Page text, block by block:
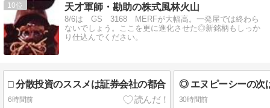
10 天才軍師・勘助の株式風林火山
8/6は GS 3168 MERFが大幅高。一発屋では終わら
ないでしょう。ここを更に進化させた◎新銘柄もしっか
り仕込んでください。
□ 分散投資のススメは証券会社の都合
6時間前 30時間前